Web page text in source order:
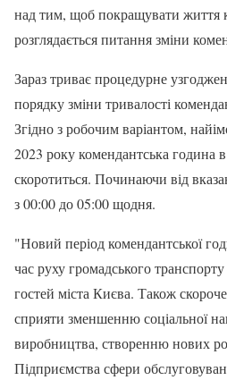
над тим, щоб покращувати життя
розглядається питання зміни
Зараз триває процедурне
порядку зміни тривалості
Згідно з робочим варіантом,
2023 року комендантська година
скоротиться. Починаючи від
з 00:00 до 05:00 щодня.
"Новий період комендантської
час руху громадського
гостей міста Києва. Також
сприяти зменшенню соціальної
виробництва, створенню нових
Підприємства сфери